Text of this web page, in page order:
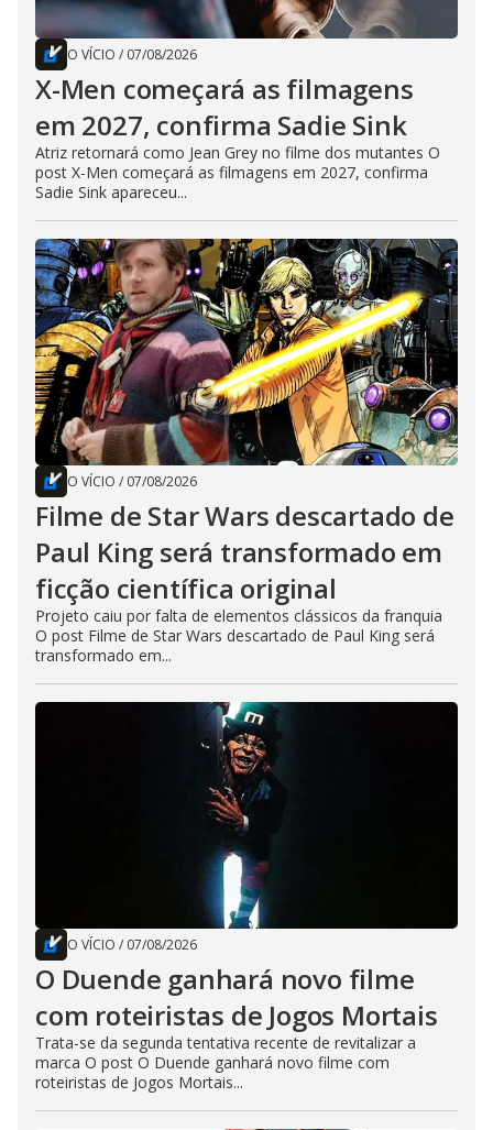
O VÍCIO / 07/08/2026
X-Men começará as filmagens
em 2027, confirma Sadie Sink
Atriz retornará como Jean Grey no filme dos mutantes O
post X-Men começará as filmagens em 2027, confirma
Sadie Sink apareceu...
O VÍCIO / 07/08/2026
Filme de Star Wars descartado de
Paul King será transformado em
ficção científica original
Projeto caiu por falta de elementos clássicos da franquia
O post Filme de Star Wars descartado de Paul King será
transformado em...
O VÍCIO / 07/08/2026
O Duende ganhará novo filme
com roteiristas de Jogos Mortais
Trata-se da segunda tentativa recente de revitalizar a
marca O post O Duende ganhará novo filme com
roteiristas de Jogos Mortais...